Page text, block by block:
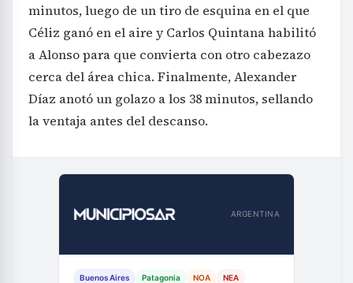
minutos, luego de un tiro de esquina en el que
Céliz ganó en el aire y Carlos Quintana habilitó
a Alonso para que convierta con otro cabezazo
cerca del área chica. Finalmente, Alexander
Díaz anotó un golazo a los 38 minutos, sellando
la ventaja antes del descanso.
ARGENTINA
Buenos Aires Patagonia NOA NEA